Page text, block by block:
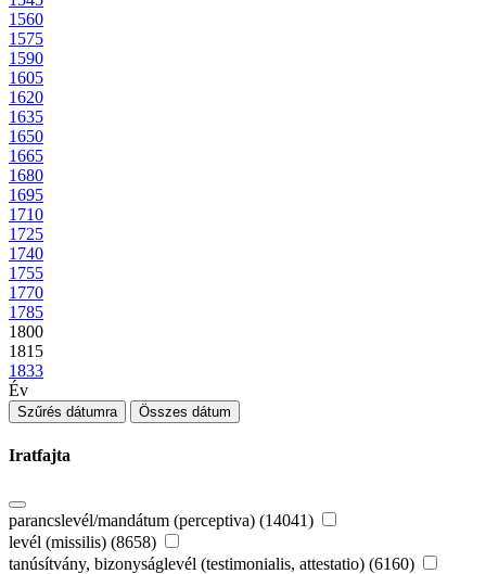
1560
1575
1590
1605
1620
1635
1650
1665
1680
1695
1710
1725
1740
1755
1770
1785
1800
1815
1833
Év
Szűrés dátumra Összes dátum
Iratfajta
parancslevél/mandátum (perceptiva) (14041)
levél (missilis) (8658)
tanúsítvány, bizonyságlevél (testimonialis, attestatio) (6160)